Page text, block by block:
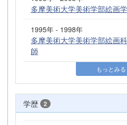
多摩美術大学美術学部絵画
1995年 - 1998年
多摩美術大学美術学部絵画
師
もっとみる
学歴 2